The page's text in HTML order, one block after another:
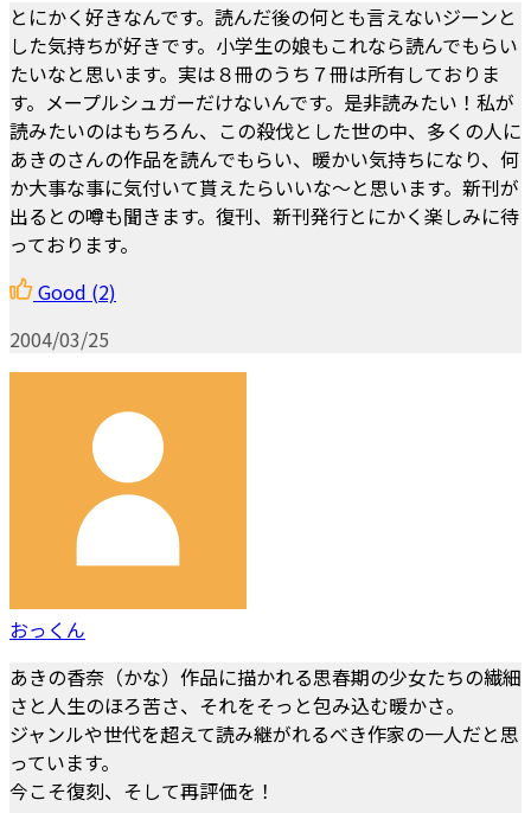
とにかく好きなんです。読んだ後の何とも言えないジーンと
した気持ちが好きです。小学生の娘もこれなら読んでもらい
たいなと思います。実は８冊のうち７冊は所有しておりま
す。メープルシュガーだけないんです。是非読みたい！私が
読みたいのはもちろん、この殺伐とした世の中、多くの人に
あきのさんの作品を読んでもらい、暖かい気持ちになり、何
か大事な事に気付いて貰えたらいいな～と思います。新刊が
出るとの噂も聞きます。復刊、新刊発行とにかく楽しみに待
っております。
Good (2)
2004/03/25
おっくん
あきの香奈（かな）作品に描かれる思春期の少女たちの繊細
さと人生のほろ苦さ、それをそっと包み込む暖かさ。
ジャンルや世代を超えて読み継がれるべき作家の一人だと思
っています。
今こそ復刻、そして再評価を！